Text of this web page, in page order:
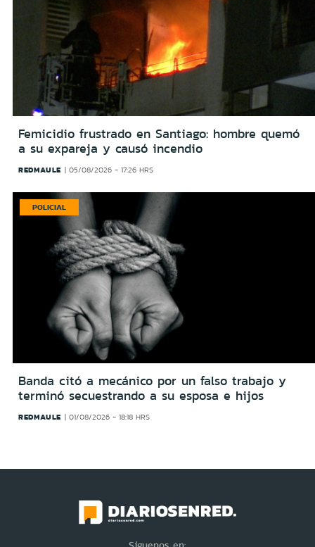
Femicidio frustrado en Santiago: hombre quemó
a su expareja y causó incendio
REDMAULE 05/08/2026 - 17:26 HRS
POLICIAL
Banda citó a mecánico por un falso trabajo y
terminó secuestrando a su esposa e hijos
REDMAULE 01/08/2026 - 18:18 HRS